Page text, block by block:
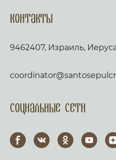
Контакты
9462407, Израиль,
Социальные сети